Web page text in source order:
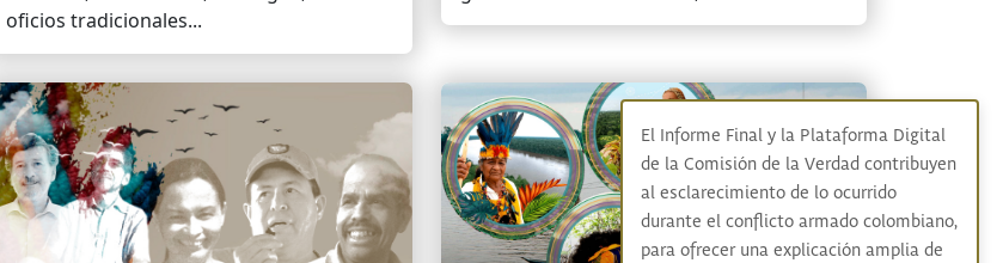
oficios tradicionales...
El Informe Final y la Plataforma Digital
de la Comisión de la Verdad contribuyen
al esclarecimiento de lo ocurrido
durante el conflicto armado colombiano,
para ofrecer una explicación amplia de